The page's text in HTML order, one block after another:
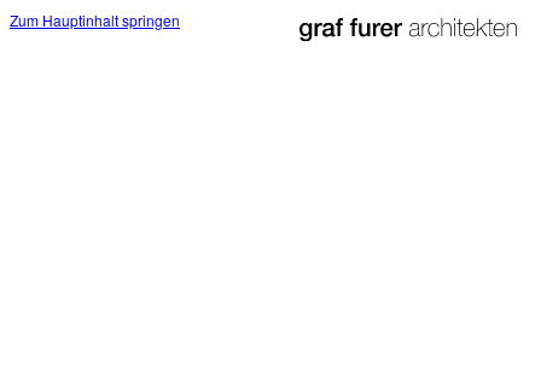
Zum Hauptinhalt springen